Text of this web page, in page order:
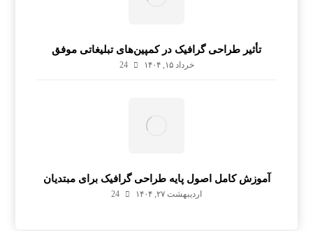
تأثیر طراحی گرافیک در کمپین‌های تبلیغاتی موفق
خرداد ۱۵, ۱۴۰۴ 24
آموزش کامل اصول پایه طراحی گرافیک برای مبتدیان
اردیبهشت ۲۷, ۱۴۰۴ 24